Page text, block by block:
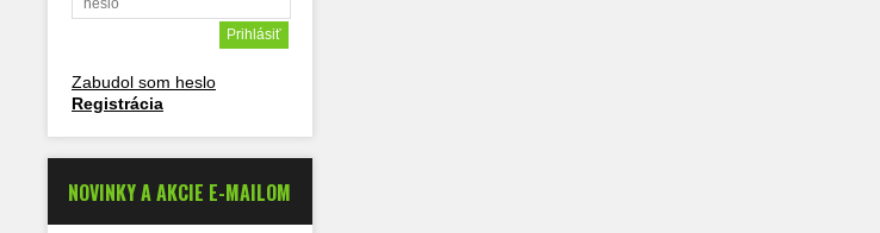
Zabudol som heslo
Registrácia
NOVINKY A AKCIE E-MAILOM